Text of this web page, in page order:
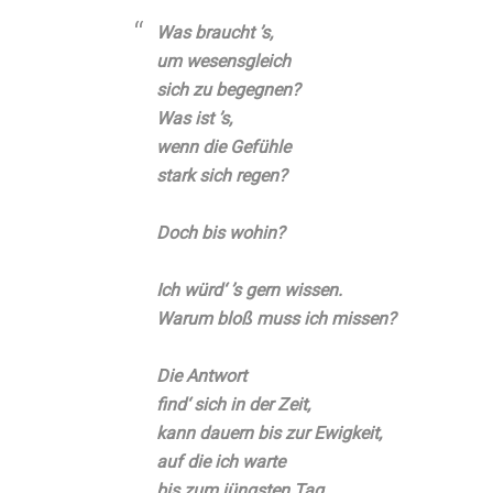
Was braucht ’s,
um wesensgleich
sich zu begegnen?
Was ist ’s,
wenn die Gefühle
stark sich regen?
Doch bis wohin?
Ich würd‘ ’s gern wissen.
Warum bloß muss ich missen?
Die Antwort
find‘ sich in der Zeit,
kann dauern bis zur Ewigkeit,
auf die ich warte